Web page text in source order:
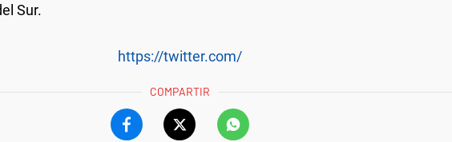
Sur.
https://twitter.com/
COMPARTIR